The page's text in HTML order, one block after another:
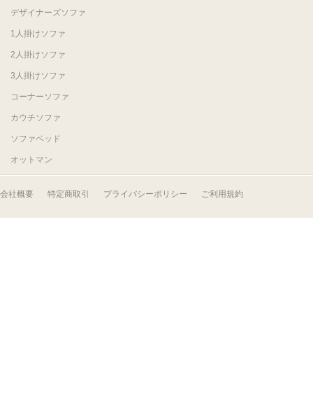
デザイナーズソファ
1人掛けソファ
2人掛けソファ
3人掛けソファ
コーナーソファ
カウチソファ
ソファベッド
オットマン
会社概要 特定商取引 プライバシーポリシー ご利用規約